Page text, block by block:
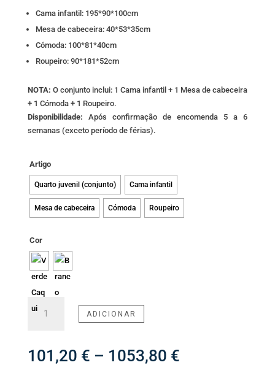
Cama infantil: 195*90*100cm
Mesa de cabeceira: 40*53*35cm
Cómoda: 100*81*40cm
Roupeiro: 90*181*52cm
NOTA: O conjunto inclui: 1 Cama infantil + 1 Mesa de cabeceira
+ 1 Cómoda + 1 Roupeiro.
Disponibilidade: Após confirmação de encomenda 5 a 6
semanas (exceto período de férias).
Artigo
Quarto juvenil (conjunto) Cama infantil
Mesa de cabeceira Cómoda Roupeiro
Cor
Quantidade
Pora
ADICIONAR
101,20 € – 1053,80 €Price